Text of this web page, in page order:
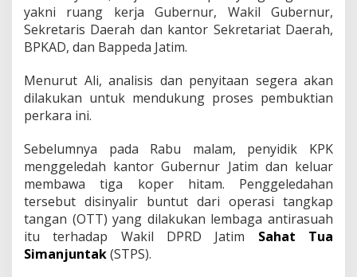
u
s
S
u
p
a
H
i
a
h
P
r
o
yakni ruang kerja Gubernur, Wakil Gubernur,
Sekretaris Daerah dan kantor Sekretariat Daerah,
BPKAD, dan Bappeda Jatim.
Menurut Ali, analisis dan penyitaan segera akan
dilakukan untuk mendukung proses pembuktian
perkara ini.
Sebelumnya pada Rabu malam, penyidik KPK
menggeledah kantor Gubernur Jatim dan keluar
membawa tiga koper hitam. Penggeledahan
tersebut disinyalir buntut dari operasi tangkap
tangan (OTT) yang dilakukan lembaga antirasuah
itu terhadap Wakil DPRD Jatim Sahat Tua
Simanjuntak(STPS).